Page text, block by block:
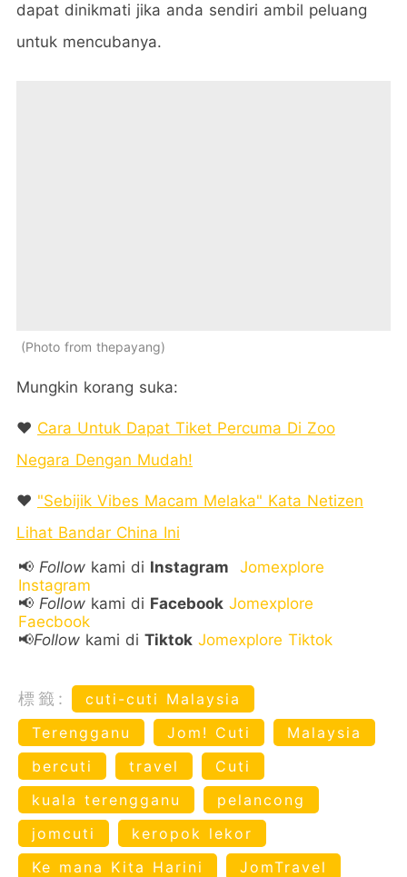
dapat dinikmati jika anda sendiri ambil peluang
untuk mencubanya.
Photo from thepayang
Mungkin korang suka:
❤️ Cara Untuk Dapat Tiket Percuma Di Zoo
Negara Dengan Mudah!
❤️ "Sebijik Vibes Macam Melaka" Kata Netizen
Lihat Bandar China Ini
📢 Follow kami di Instagram
Jomexplore
Instagram
📢 Follow kami di Facebook Jomexplore
Faecbook
📢Follow kami di Tiktok Jomexplore Tiktok
標籤:
cuti-cuti Malaysia
Terengganu
Jom! Cuti
Malaysia
bercuti
travel
Cuti
kuala terengganu
pelancong
jomcuti
keropok lekor
Ke mana Kita Harini
JomTravel